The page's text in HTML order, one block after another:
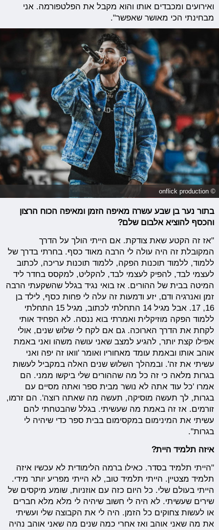
ואירועים ומכבדים אותו והוא מקבל את הפלטפורמה. אני
מבחינתי הכי מאושר שאפשר".
© onflick production
בתור נער בן שבע עשרה מאיפה הזמן ומאיפה הכוח הרצון
והכסף להוציא אלבום שלם?
"אז זה הקטע שאת צודקת. אם הייתי הולך על הדרך
המקובלת זה היה עולה לי הרבה מאוד כסף. בחרתי בדרך של
ללמוד, ללמוד תוכנות הפקה, ללמוד תוכנות עריכה, לכתוב
לעצמי לבד, להפיק לעצמי לבד, להקליט, למקסס בחדר ליד
המיטה בבית של ההורים. אז בואי נגיד בגלל שהשקעתי הרבה
זמן ואנרגיה ודם, יזע ודמעות זה עלה לי פחות כסף, לילד בן
16, 17. אבל מגיל 14 התחלתי לכתוב, מגיל 15 התחלתי
ללמוד הפקה מוזיקלית ואמרתי בוא ננסה. לא הפחיד אותי
לקחת את הדרך הארוכה. גם אם לקח לי שלוש שנים, אולי
אפילו קצת יותר, להגיע למצב שאני עושה משהו ואני באמת
אוהב אותו ובאמת עומד מאחוריו ואומר 'וואו זה יפה ואני
עשיתי את זה'. ובמהלך השלוש שנים האלה במקביל לעשות
בגרות מלאה כי זה כל מה שההורים שלי ביקשו ממני. הם
אמרו 'כל עוד אתה לא נושר מבית ספר ואתה מסיים עם
בגרות, לך תעשה מוסיקה, תעשה מה שאתה רוצה'. הם זרמו,
זורמים. אז זה באמת מה שעשיתי. בגלל שהבטחתי להם
עשיתי את המינימום במקסימום בבית ספר כדי שיהיה לי
בגרות".
איזה תלמיד היית?
"הייתי תלמיד בסדר. כאילו ברמה הלימודית לא עכשיו איזה
תלמיד מצטיין. הייתי תלמיד טוב, לא הייתי מפריע יותר מידי.
הייתי בעולם שלי. כל היום כזה עם אוזניות, שומע מיקסים של
שירים שעשיתי. לא היה לי חשוב שיהיה לי מלא מלא חברים
או לעשות צחוקים כל הזמן. היה לי את הקבוצה שלי ועשיתי
את מה שאני אוהב ואז אחרי כמה שנים מה שאני אוהב נהיה